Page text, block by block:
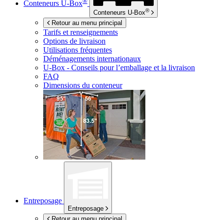
Conteneurs U-Box
Conteneurs U-Box®
Retour au menu principal
Tarifs et renseignements
Options de livraison
Utilisations fréquentes
Déménagements internationaux
U-Box - Conseils pour l’emballage et la livraison
FAQ
Dimensions du conteneur
Entreposage
Entreposage